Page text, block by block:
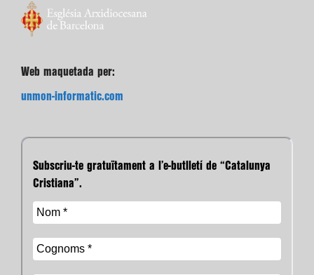
Web maquetada per:
unmon-informatic.com
Subscriu-te gratuïtament a l’e-butlletí de “Catalunya
Cristiana”.